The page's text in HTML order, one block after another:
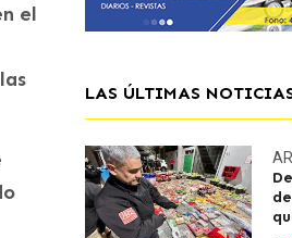
el
LAS ÚLTIMAS